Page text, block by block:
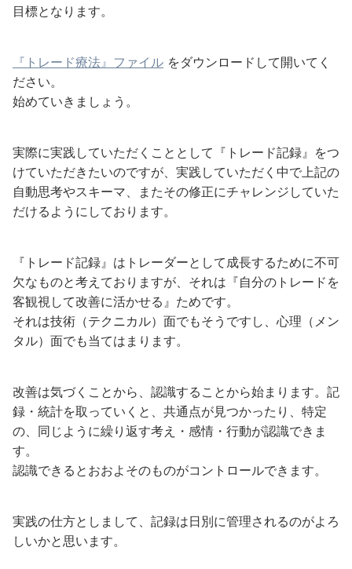
目標となります。
『トレード療法』ファイル をダウンロードして開いてく
ださい。
始めていきましょう。
実際に実践していただくこととして『トレード記録』をつ
けていただきたいのですが、実践していただく中で上記の
自動思考やスキーマ、またその修正にチャレンジしていた
だけるようにしております。
『トレード記録』はトレーダーとして成長するために不可
欠なものと考えておりますが、それは『自分のトレードを
客観視して改善に活かせる』ためです。
それは技術（テクニカル）面でもそうですし、心理（メン
タル）面でも当てはまります。
改善は気づくことから、認識することから始まります。記
録・統計を取っていくと、共通点が見つかったり、特定
の、同じように繰り返す考え・感情・行動が認識できま
す。
認識できるとおおよそのものがコントロールできます。
実践の仕方としまして、記録は日別に管理されるのがよろ
しいかと思います。